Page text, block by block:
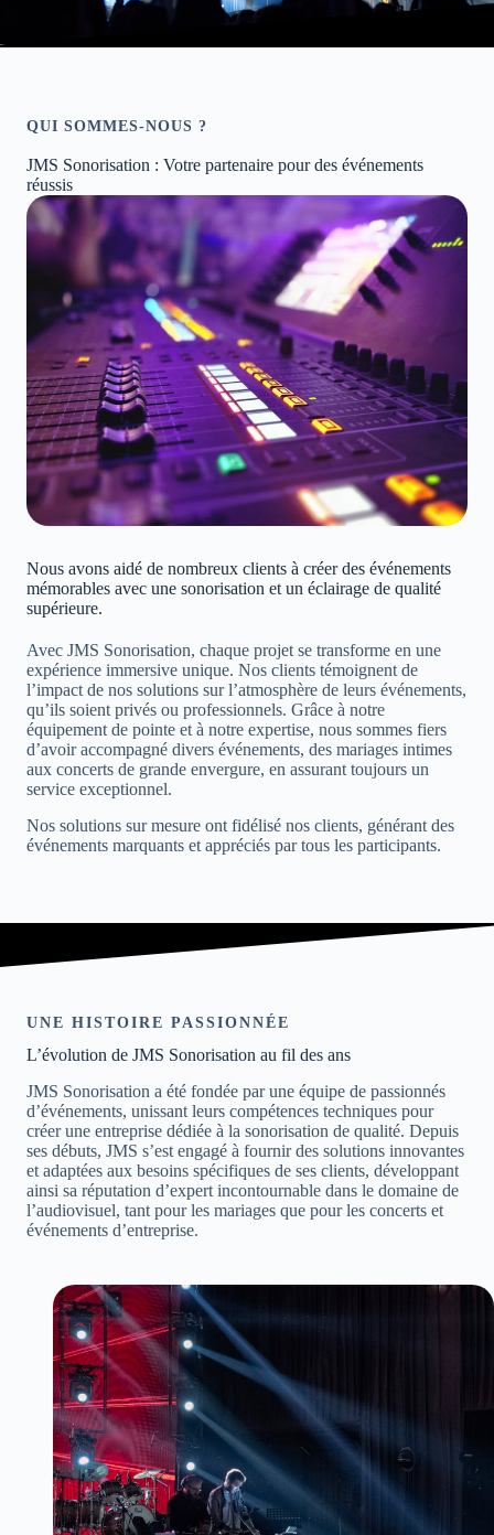
QUI SOMMES-NOUS ?
JMS Sonorisation : Votre partenaire pour des événements
réussis
Nous avons aidé de nombreux clients à créer des événements
mémorables avec une sonorisation et un éclairage de qualité
supérieure.
Avec JMS Sonorisation, chaque projet se transforme en une
expérience immersive unique. Nos clients témoignent de
l’impact de nos solutions sur l’atmosphère de leurs événements,
qu’ils soient privés ou professionnels. Grâce à notre
équipement de pointe et à notre expertise, nous sommes fiers
d’avoir accompagné divers événements, des mariages intimes
aux concerts de grande envergure, en assurant toujours un
service exceptionnel.
Nos solutions sur mesure ont fidélisé nos clients, générant des
événements marquants et appréciés par tous les participants.
UNE HISTOIRE PASSIONNÉE
L’évolution de JMS Sonorisation au fil des ans
JMS Sonorisation a été fondée par une équipe de passionnés
d’événements, unissant leurs compétences techniques pour
créer une entreprise dédiée à la sonorisation de qualité. Depuis
ses débuts, JMS s’est engagé à fournir des solutions innovantes
et adaptées aux besoins spécifiques de ses clients, développant
ainsi sa réputation d’expert incontournable dans le domaine de
l’audiovisuel, tant pour les mariages que pour les concerts et
événements d’entreprise.